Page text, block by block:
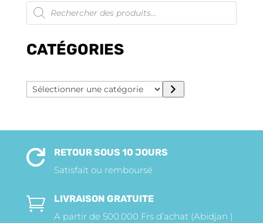
Recherche
de
produits
CATÉGORIES
Sélectionner
une

RETOUR SOUS 10 JOURS
Satisfait ou remboursé

LIVRAISON GRATUITE
A partir de 500.000 Frs d’achat (Abidjan )